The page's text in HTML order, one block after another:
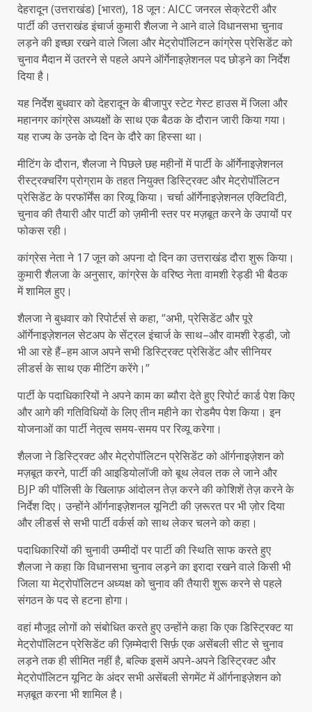
देहरादून (उत्तराखंड) [भारत), 18 जून : AICC जनरल सेक्रेटरी और
पार्टी की उत्तराखंड इंचार्ज कुमारी शैलजा ने आने वाले विधानसभा चुनाव
लड़ने की इच्छा रखने वाले जिला और मेट्रोपॉलिटन कांग्रेस प्रेसिडेंट को
चुनाव मैदान में उतरने से पहले अपने ऑर्गेनाइज़ेशनल पद छोड़ने का निर्देश
दिया है।
यह निर्देश बुधवार को देहरादून के बीजापुर स्टेट गेस्ट हाउस में जिला और
महानगर कांग्रेस अध्यक्षों के साथ एक बैठक के दौरान जारी किया गया।
यह राज्य के उनके दो दिन के दौरे का हिस्सा था।
मीटिंग के दौरान, शैलजा ने पिछले छह महीनों में पार्टी के ऑर्गेनाइज़ेशनल
रीस्ट्रक्चरिंग प्रोग्राम के तहत नियुक्त डिस्ट्रिक्ट और मेट्रोपॉलिटन
प्रेसिडेंट के परफॉर्मेंस का रिव्यू किया। चर्चा ऑर्गेनाइज़ेशनल एक्टिविटी,
चुनाव की तैयारी और पार्टी को ज़मीनी स्तर पर मज़बूत करने के उपायों पर
फोकस रही।
कांग्रेस नेता ने 17 जून को अपना दो दिन का उत्तराखंड दौरा शुरू किया।
कुमारी शैलजा के अनुसार, कांग्रेस के वरिष्ठ नेता वामशी रेड्डी भी बैठक
में शामिल हुए।
शैलजा ने बुधवार को रिपोर्टर्स से कहा, “अभी, प्रेसिडेंट और पूरे
ऑर्गेनाइज़ेशनल सेटअप के सेंट्रल इंचार्ज के साथ–और वामशी रेड्डी, जो
भी आ रहे हैं–हम आज अपने सभी डिस्ट्रिक्ट प्रेसिडेंट और सीनियर
लीडर्स के साथ एक मीटिंग करेंगे।”
पार्टी के पदाधिकारियों ने अपने काम का ब्यौरा देते हुए रिपोर्ट कार्ड पेश किए
और आगे की गतिविधियों के लिए तीन महीने का रोडमैप पेश किया। इन
योजनाओं का पार्टी नेतृत्व समय-समय पर रिव्यू करेगा।
शैलजा ने डिस्ट्रिक्ट और मेट्रोपॉलिटन प्रेसिडेंट को ऑर्गनाइज़ेशन को
मज़बूत करने, पार्टी की आइडियोलॉजी को बूथ लेवल तक ले जाने और
BJP की पॉलिसी के खिलाफ़ आंदोलन तेज़ करने की कोशिशें तेज़ करने के
निर्देश दिए। उन्होंने ऑर्गनाइज़ेशनल यूनिटी की ज़रूरत पर भी ज़ोर दिया
और लीडर्स से सभी पार्टी वर्कर्स को साथ लेकर चलने को कहा।
पदाधिकारियों की चुनावी उम्मीदों पर पार्टी की स्थिति साफ करते हुए
शैलजा ने कहा कि विधानसभा चुनाव लड़ने का इरादा रखने वाले किसी भी
जिला या मेट्रोपॉलिटन अध्यक्ष को चुनाव की तैयारी शुरू करने से पहले
संगठन के पद से हटना होगा।
वहां मौजूद लोगों को संबोधित करते हुए उन्होंने कहा कि एक डिस्ट्रिक्ट या
मेट्रोपॉलिटन प्रेसिडेंट की ज़िम्मेदारी सिर्फ़ एक असेंबली सीट से चुनाव
लड़ने तक ही सीमित नहीं है, बल्कि इसमें अपने-अपने डिस्ट्रिक्ट और
मेट्रोपॉलिटन यूनिट के अंदर सभी असेंबली सेगमेंट में ऑर्गनाइज़ेशन को
मज़बूत करना भी शामिल है।